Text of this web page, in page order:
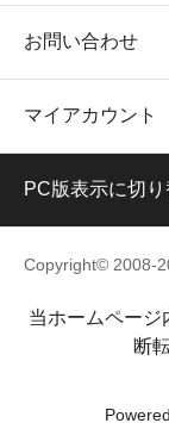
お問い合わせ
マイアカウント
PC版表示に切り
Copyright© 2008-
当ホームページ
断